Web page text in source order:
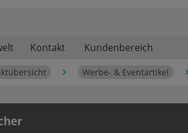
Kontakt Kundenbereich
Werbe- & Eventartikel